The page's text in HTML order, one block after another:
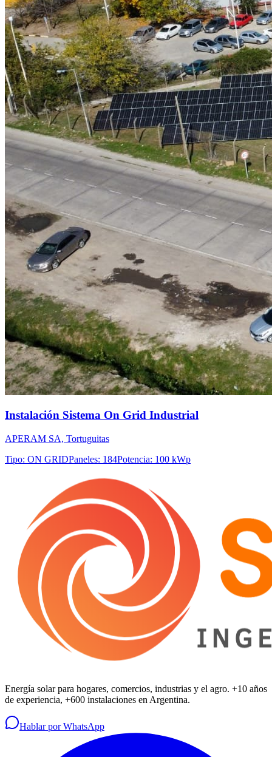
Instalación Sistema On Grid Industrial
APERAM SA, Tortuguitas
Tipo: ON GRIDPaneles: 184Potencia: 100 kWp
Energía solar para hogares, comercios, industrias y el agro. +10 años
de experiencia, +600 instalaciones en Argentina.
Hablar por WhatsApp